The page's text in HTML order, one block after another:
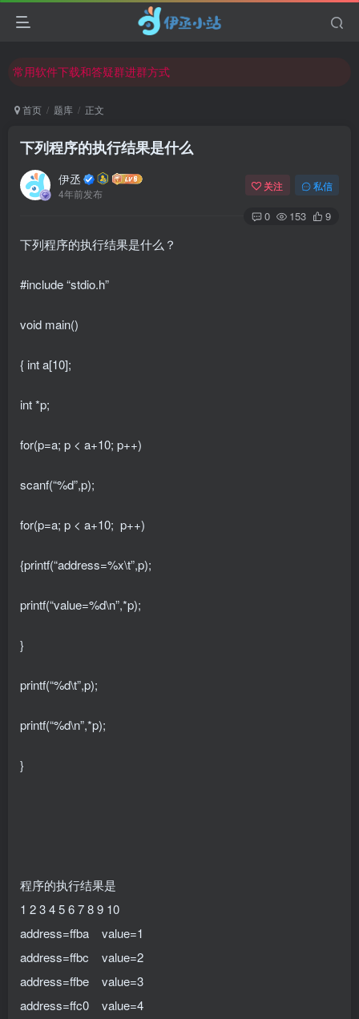
欢迎反馈网站中存在的问题和建议！
常用软件下载和答疑群进群方式
欢迎访问伊丞小站！
首页 题库 正文
下列程序的执行结果是什么
伊丞
4年前发布
关注 私信
0 153 9
下列程序的执行结果是什么？
#include “stdio.h”
void main()
{ int a[10];
int *p;
for(p=a; p < a+10; p++)
scanf(“%d”,p);
for(p=a; p < a+10; p++)
{printf(“address=%x\t”,p);
printf(“value=%d\n”,*p);
}
printf(“%d\t”,p);
printf(“%d\n”,*p);
}
程序的执行结果是
1 2 3 4 5 6 7 8 9 10
address=ffba value=1
address=ffbc value=2
address=ffbe value=3
address=ffc0 value=4